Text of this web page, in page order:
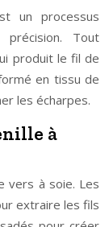
un processus
Tout
produit le fil de
en tissu de
les écharpes.
à
vers à soie. Les
extraire les fils